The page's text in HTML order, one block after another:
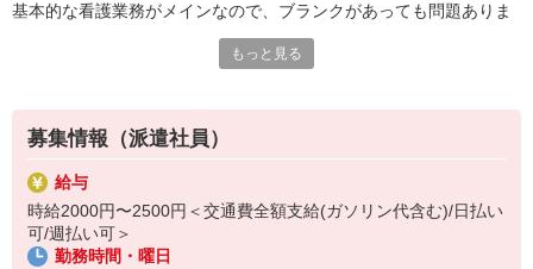
基本的な看護業務がメインなので、ブランクがあっても問題ありま
・服薬管理
・健康相談
・簡単な医療処置
・スタッフとの連携
など
働く時間は日勤帯のみ！夕方には退勤できます♪残業もないため、プ
もっと見る
募集情報（派遣社員）
給与
時給2000円〜2500円＜交通費全額支給(ガソリン代含む)/日払い
可/週払い可＞
勤務時間・曜日